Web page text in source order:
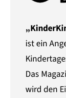
ist ein
Das
wird den